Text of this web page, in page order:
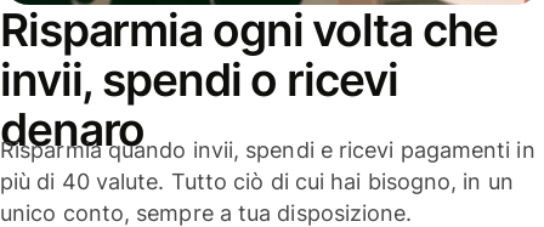
Risparmia ogni volta che
invii, spendi o ricevi
denaro
Risparmia quando invii, spendi e ricevi pagamenti in
più di 40 valute. Tutto ciò di cui hai bisogno, in un
unico conto, sempre a tua disposizione.